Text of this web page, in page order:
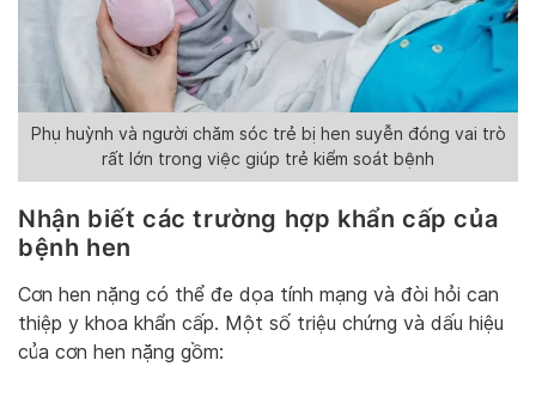
Phụ huỳnh và người chăm sóc trẻ bị hen suyễn đóng vai trò
rất lớn trong việc giúp trẻ kiểm soát bệnh
Nhận biết các trường hợp khẩn cấp của
bệnh hen
Cơn hen nặng có thể đe dọa tính mạng và đòi hỏi can
thiệp y khoa khẩn cấp. Một số triệu chứng và dấu hiệu
của cơn hen nặng gồm: